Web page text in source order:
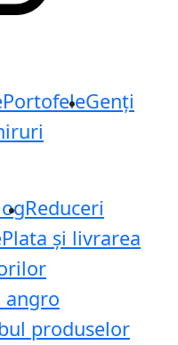
PortofeleGenți
Reduceri
Plata și livrarea
angro
produselor